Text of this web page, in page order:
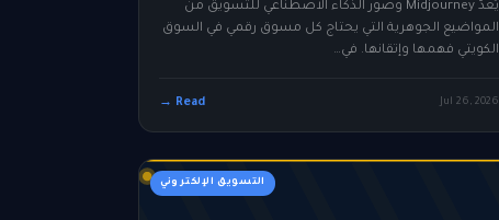
يُعدّ Midjourney وصور الذكاء الاصطناعي للتسويق من
المواضيع الجوهرية التي يحتاج كل مسوق رقمي في السوق
الكويتي فهمها وإتقانها. في…
Jul 26, 2026
Read →
التسويق الإلكتروني